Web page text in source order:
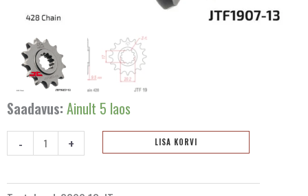
Saadavus: Ainult 5 laos
-
ketiratas
+ LISA KORVI